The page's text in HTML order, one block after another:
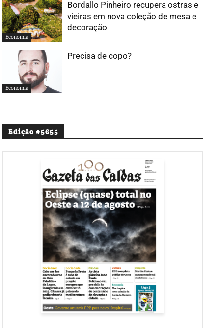
Economia
Bordallo Pinheiro recupera ostras e
vieiras em nova coleção de mesa e
decoração
Economia
Precisa de copo?
Edição #5655